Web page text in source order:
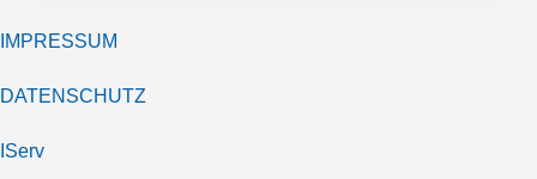
IMPRESSUM
DATENSCHUTZ
IServ